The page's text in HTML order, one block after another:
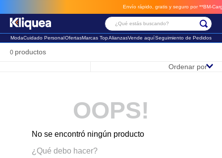
Envío rápido, gratis y seguro por **BM-
¿Qué estás buscando?
ModaCuidado PersonalOfertasMarcas TopAlianzasVende aquíSeguimiento de Pedidos
0 productos
Ordenar por
OOPS!
No se encontró ningún producto
¿Qué debo hacer?
Términos Más Buscados